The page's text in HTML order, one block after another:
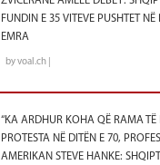
FUNDIN E 35 VITEVE PUSHTET NË
EMRA
by voal.ch |
“KA ARDHUR KOHA QË RAMA TË
PROTESTA NË DITËN E 70,
AMERIKAN STEVE HANKE: